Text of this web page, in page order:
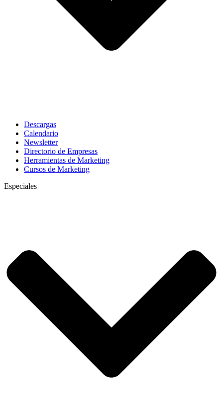
Descargas
Calendario
Newsletter
Directorio de Empresas
Herramientas de Marketing
Cursos de Marketing
Especiales